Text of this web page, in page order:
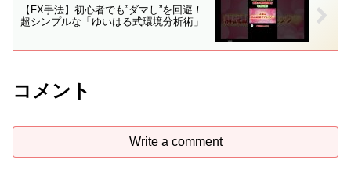
【FX手法】初心者でも”ダマし”を回避！
超シンプルな「ゆいはる式環境分析術」
コメント
Write a comment